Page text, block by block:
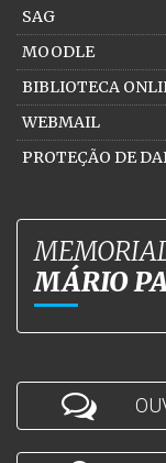
SAG
MOODLE
BIBLIOTECA
WEBMAIL
PROTEÇÃO DE
MÁRIO